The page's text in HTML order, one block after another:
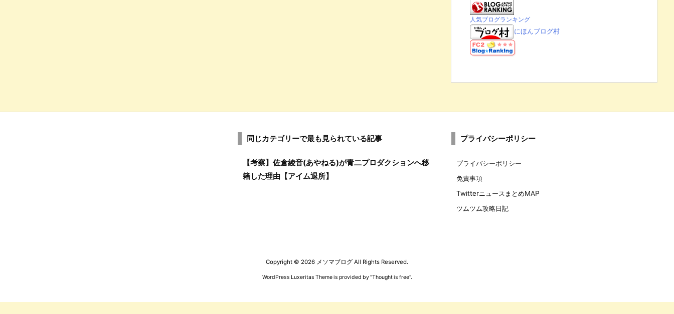
人気ブログランキング
にほんブログ村
同じカテゴリーで最も見られている記事
【考察】佐倉綾音(あやねる)が青二プロダクションへ移
籍した理由【アイム退所】
プライバシーポリシー
プライバシーポリシー
免責事項
TwitterニュースまとめMAP
ツムツム攻略日記
Copyright © 2026 メソマブログ All Rights Reserved.
WordPress Luxeritas Theme is provided by "Thought is free".